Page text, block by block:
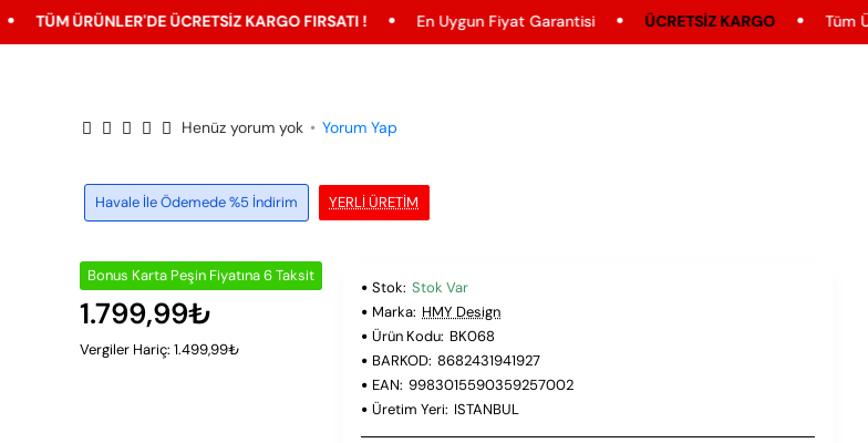
ÜCRETSIZ KARGO FIRSATI ! En Uygun Fiyat Garantisi ÜCRETSIZ KARGO Tüm Ürünler'de
YERLI ÜRETIM
Havale İle Ödemede %5 İndirim
Henüz yorum yok • Yorum Yap
Bonus Karta Peşin Fiyatına 6 Taksit
1.799,99₺
Vergiler Hariç: 1.499,99₺
Stok: Stok Var
Marka: HMY Design
Ürün Kodu: BK068
BARKOD: 8682431941927
EAN: 9983015590359257002
Üretim Yeri: ISTANBUL